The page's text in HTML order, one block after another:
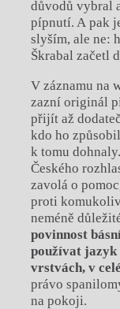
důvodů vybral
pípnutí. A pak
slyším, ale ne:
Škrabal začetl
V záznamu na
zazní originál
přijít až
kdo ho
k tomu
Českého
zavolá o
proti
neméně
povinnost
používat jazyk
vrstvách, v
právo
na pokoji.